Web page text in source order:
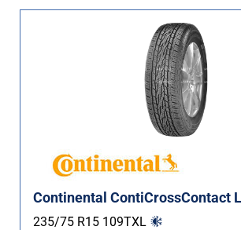
Continental ContiCrossContact
235/75 R15 109TXL